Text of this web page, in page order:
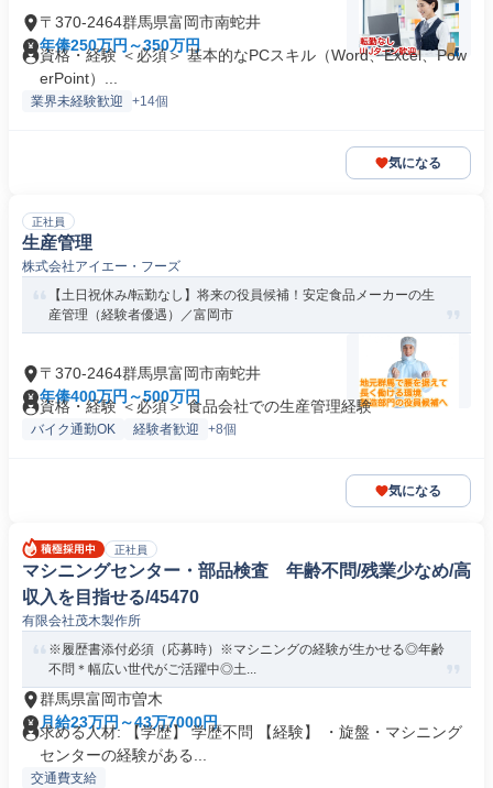
〒370-2464群馬県富岡市南蛇井
年俸250万円～350万円
資格・経験 ＜必須＞ 基本的なPCスキル（Word、Excel、Pow
erPoint）...
業界未経験歓迎 +14個
気になる
正社員
生産管理
株式会社アイエー・フーズ
【土日祝休み/転勤なし】将来の役員候補！安定食品メーカーの生
産管理（経験者優遇）／富岡市
〒370-2464群馬県富岡市南蛇井
年俸400万円～500万円
資格・経験 ＜必須＞ 食品会社での生産管理経験
バイク通勤OK 経験者歓迎 +8個
気になる
正社員
マシニングセンター・部品検査 年齢不問/残業少なめ/高
収入を目指せる/45470
有限会社茂木製作所
※履歴書添付必須（応募時）※マシニングの経験が生かせる◎年齢
不問＊幅広い世代がご活躍中◎土...
群馬県富岡市曽木
月給23万円～43万7000円
求める人材: 【学歴】 学歴不問 【経験】 ・旋盤・マシニング
センターの経験がある...
交通費支給